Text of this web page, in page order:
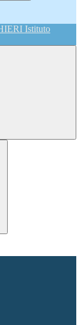
Istituto